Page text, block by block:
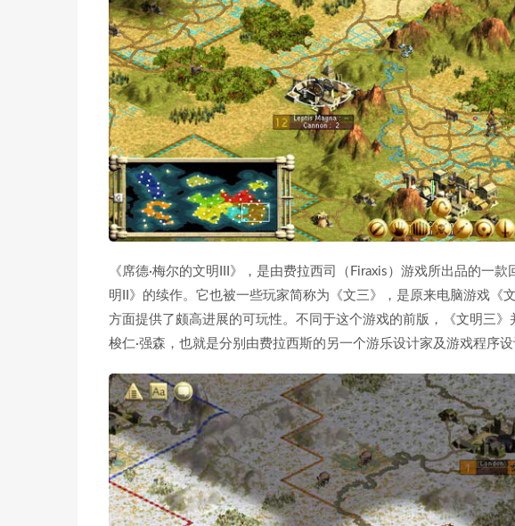
《席德·梅尔的文明III》，是由费拉西司（Firaxis）游戏所出品的一
明II》的续作。它也被一些玩家简称为《文三》，是原来电脑游戏《
方面提供了颇高进展的可玩性。不同于这个游戏的前版，《文明三》
梭仁·强森，也就是分别由费拉西斯的另一个游乐设计家及游戏程序设